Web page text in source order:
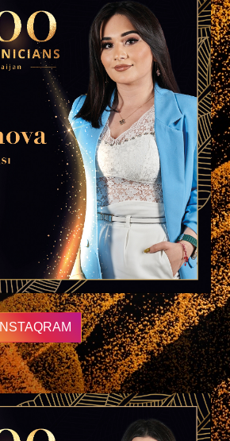
INSTAQRAM